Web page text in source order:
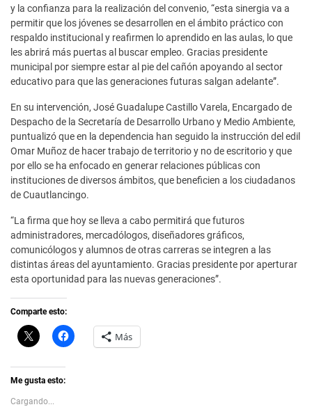
y la confianza para la realización del convenio, “esta sinergia va a
permitir que los jóvenes se desarrollen en el ámbito práctico con
respaldo institucional y reafirmen lo aprendido en las aulas, lo que
les abrirá más puertas al buscar empleo. Gracias presidente
municipal por siempre estar al pie del cañón apoyando al sector
educativo para que las generaciones futuras salgan adelante”.
En su intervención, José Guadalupe Castillo Varela, Encargado de
Despacho de la Secretaría de Desarrollo Urbano y Medio Ambiente,
puntualizó que en la dependencia han seguido la instrucción del edil
Omar Muñoz de hacer trabajo de territorio y no de escritorio y que
por ello se ha enfocado en generar relaciones públicas con
instituciones de diversos ámbitos, que beneficien a los ciudadanos
de Cuautlancingo.
“La firma que hoy se lleva a cabo permitirá que futuros
administradores, mercadólogos, diseñadores gráficos,
comunicólogos y alumnos de otras carreras se integren a las
distintas áreas del ayuntamiento. Gracias presidente por aperturar
esta oportunidad para las nuevas generaciones”.
Comparte esto:
C
l
k
t
s
H
a Más
Me gusta esto:
Cargando...